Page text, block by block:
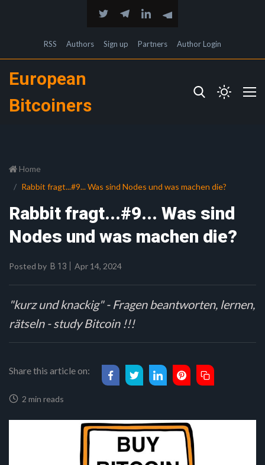
RSS Authors Sign up Partners Author Login
European
Bitcoiners
Home
Rabbit fragt...#9... Was sind Nodes und was machen die?
Rabbit fragt...#9... Was sind
Nodes und was machen die?
Posted by B 13 Apr 14, 2024
"kurz und knackig" - Fragen beantworten, lernen,
rätseln - study Bitcoin !!!
Share this article on:
2 min reads